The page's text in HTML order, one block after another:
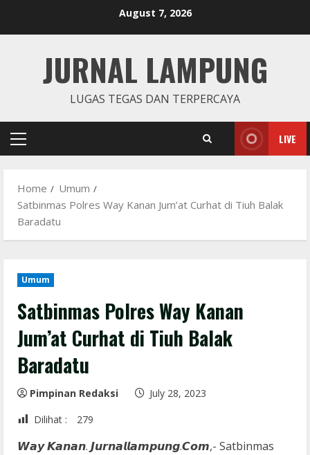
August 7, 2026
JURNAL LAMPUNG
LUGAS TEGAS DAN TERPERCAYA
Primary
LIVE
Home
Umum
Satbinmas Polres Way Kanan Jum’at Curhat di Tiuh Balak
Baradatu
Umum
Satbinmas Polres Way Kanan
Jum’at Curhat di Tiuh Balak
Baradatu
Pimpinan Redaksi
July 28, 2023
Dilihat :
279
𝙒𝙖𝙮 𝙆𝙖𝙣𝙖𝙣. 𝙅𝙪𝙧𝙣𝙖𝙡𝙡𝙖𝙢𝙥𝙪𝙣𝙜.𝘾𝙤𝙢,- Satbinmas